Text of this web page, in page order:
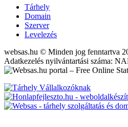
Tárhely
Domain
Szerver
Levelezés
websas.hu © Minden jog fenntartva
Adatkezelés nyilvántartási száma: